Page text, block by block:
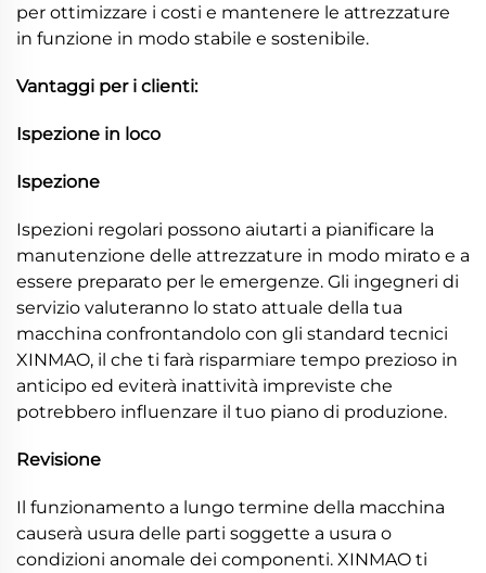
per ottimizzare i costi e mantenere le attrezzature
in funzione in modo stabile e sostenibile.
Vantaggi per i clienti:
Ispezione in loco
Ispezione
Ispezioni regolari possono aiutarti a pianificare la
manutenzione delle attrezzature in modo mirato e a
essere preparato per le emergenze. Gli ingegneri di
servizio valuteranno lo stato attuale della tua
macchina confrontandolo con gli standard tecnici
XINMAO, il che ti farà risparmiare tempo prezioso in
anticipo ed eviterà inattività impreviste che
potrebbero influenzare il tuo piano di produzione.
Revisione
Il funzionamento a lungo termine della macchina
causerà usura delle parti soggette a usura o
condizioni anomale dei componenti. XINMAO ti